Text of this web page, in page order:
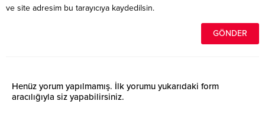
ve site adresim bu tarayıcıya kaydedilsin.
Henüz yorum yapılmamış. İlk yorumu yukarıdaki form
aracılığıyla siz yapabilirsiniz.